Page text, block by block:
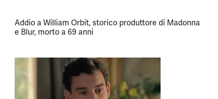
Addio a William Orbit, storico produttore di Madonna
e Blur, morto a 69 anni